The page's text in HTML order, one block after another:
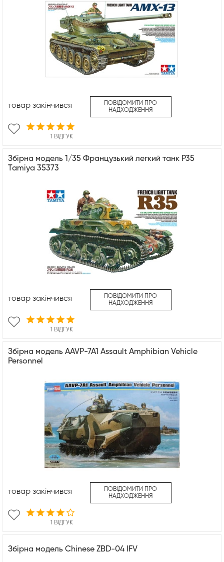
1 ВІДГУК
товар закінчився
ПОВІДОМИТИ ПРО
НАДХОДЖЕННЯ
Збірна модель 1/35 Французький легкий танк Р35
Tamiya 35373
1 ВІДГУК
товар закінчився
ПОВІДОМИТИ ПРО
НАДХОДЖЕННЯ
Збірна модель AAVP-7A1 Assault Amphibian Vehicle
Personnel
1 ВІДГУК
товар закінчився
ПОВІДОМИТИ ПРО
НАДХОДЖЕННЯ
Збірна модель Chinese ZBD-04 IFV